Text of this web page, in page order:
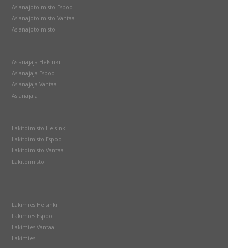
Asianajotoimisto Espoo
Asianajotoimisto Vantaa
Asianajotoimisto
Asianajaja Helsinki
Asianajaja Espoo
Asianajaja Vantaa
Asianajaja
Lakitoimisto Helsinki
Lakitoimisto Espoo
Lakitoimisto Vantaa
Lakitoimisto
Lakimies Helsinki
Lakimies Espoo
Lakimies Vantaa
Lakimies